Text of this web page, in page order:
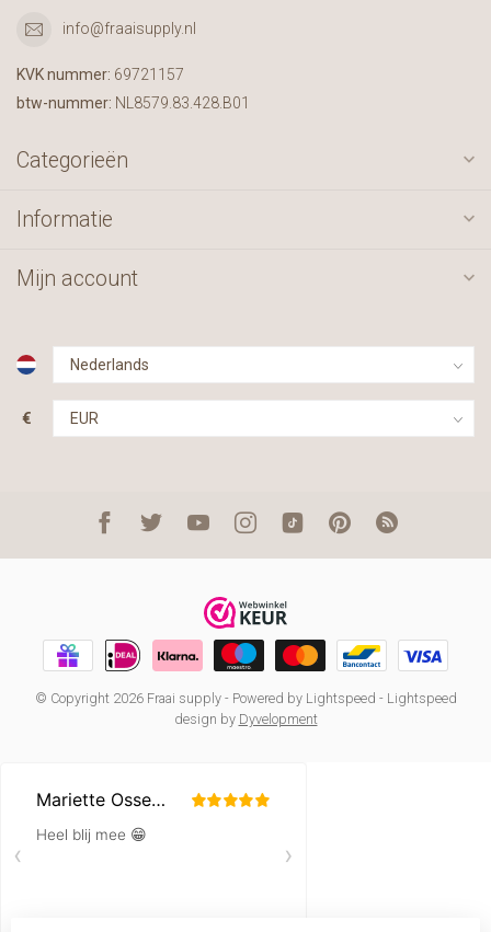
info@fraaisupply.nl
KVK nummer: 69721157
btw-nummer: NL8579.83.428.B01
Categorieën
Informatie
Mijn account
€
© Copyright 2026 Fraai supply- Powered by Lightspeed - Lightspeed
design by Dyvelopment